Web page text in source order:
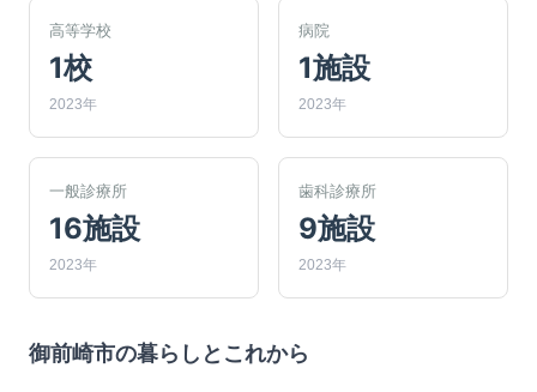
高等学校
1校
2023年
病院
1施設
2023年
一般診療所
16施設
2023年
歯科診療所
9施設
2023年
御前崎市の暮らしとこれから